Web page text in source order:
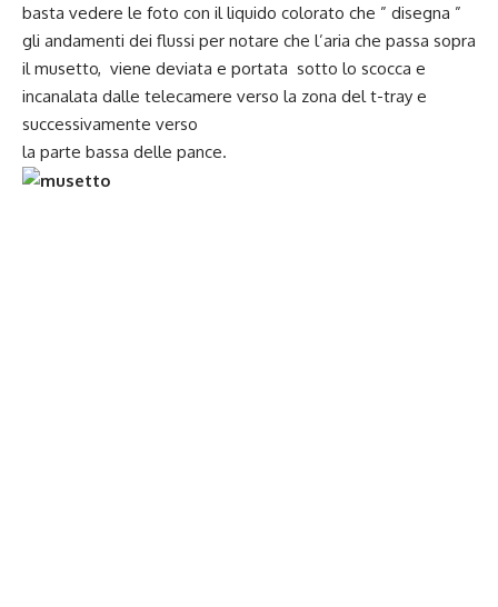
basta vedere le foto con il liquido colorato che ” disegna ”
gli andamenti dei flussi per notare che l’aria che passa sopra
il musetto, viene deviata e portata sotto lo scocca e
incanalata dalle telecamere verso la zona del t-tray e
successivamente verso
la parte bassa delle pance.